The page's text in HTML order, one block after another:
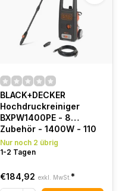
BLACK+DECKER
Hochdruckreiniger
BXPW1400PE - 8
Zubehör - 1400W - 110
Bar - 390 l-u
Nur noch 2 übrig
1-2 Tagen
€184,92 exkl. MwSt. *